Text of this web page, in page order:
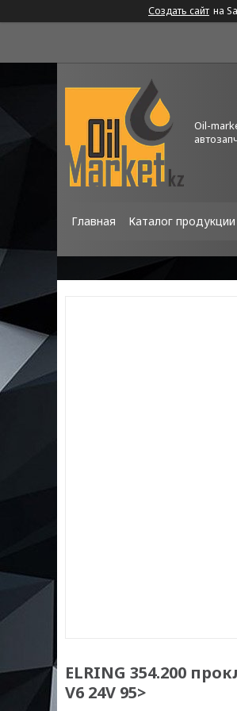
Создать сайт на
Oil-
Главная Каталог продукции
ELRING 354.200
V6 24V 95>